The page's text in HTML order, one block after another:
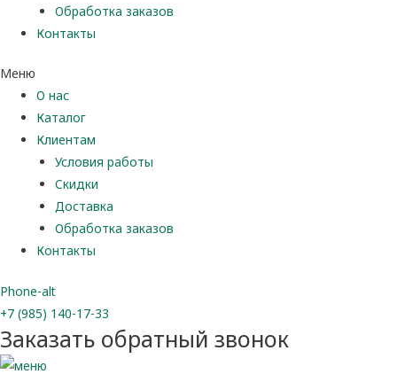
Обработка заказов
Контакты
Меню
О нас
Каталог
Клиентам
Условия работы
Скидки
Доставка
Обработка заказов
Контакты
Phone-alt
+7 (985) 140-17-33
Заказать обратный звонок